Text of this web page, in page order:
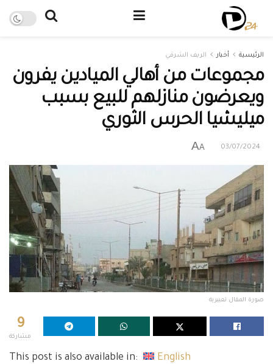
الرئيسية أخبار الريف الشرقي
مجموعات من أهالي الميادين يفرون
ويعرضون منازلهم للبيع بسبب
ميليشيا الحرس الثوري
03/07/2024
A
A
صورة المقال تعبيرية
9
مشاركة
This post is also available in: English